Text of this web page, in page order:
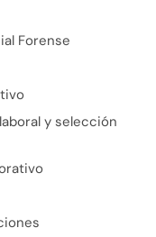
Forense
y selección